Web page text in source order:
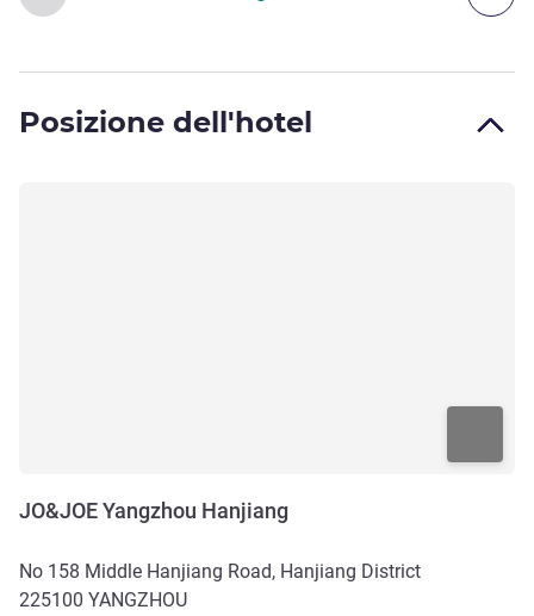
Posizione dell'hotel
JO&JOE Yangzhou Hanjiang
No 158 Middle Hanjiang Road, Hanjiang District
225100 YANGZHOU